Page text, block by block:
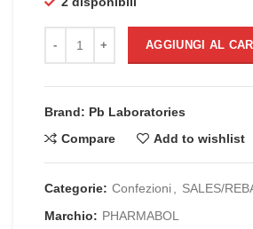
originale
era:
€60.00.
è:
€55.00.
AGGIUNGI AL
Brand: Pb Laboratories
Compare
Add to wishlist
Categorie: Confezioni
SALES/
Marchio: PHARMABOL